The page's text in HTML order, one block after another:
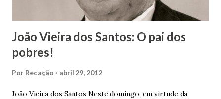
João Vieira dos Santos: O pai dos
pobres!
Por Redação abril 29, 2012
João Vieira dos Santos Neste domingo, em virtude da